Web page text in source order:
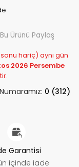
Bu Ürünü Paylaş
hariç) aynı gün
2026 Persembe
0 (312)
Garantisi
içinde iade